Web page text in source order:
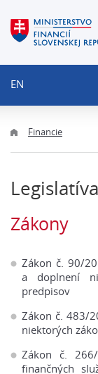
EN
Financie
Legislatíva
Zákony
Zákon č. 90/
a doplnení
predpisov
Zákon č. 483/
niektorých
Zákon č.
finančných